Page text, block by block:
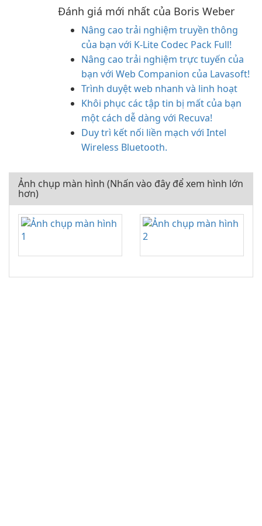
Đánh giá mới nhất của Boris Weber
Nâng cao trải nghiệm truyền thông
của bạn với K-Lite Codec Pack Full!
Nâng cao trải nghiệm trực tuyến của
bạn với Web Companion của Lavasoft!
Trình duyệt web nhanh và linh hoạt
Khôi phục các tập tin bị mất của bạn
một cách dễ dàng với Recuva!
Duy trì kết nối liền mạch với Intel
Wireless Bluetooth.
Ảnh chụp màn hình (Nhấn vào đây để xem hình lớn
hơn)